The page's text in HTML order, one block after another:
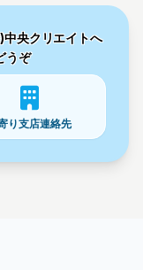
央クリエイトへ
うぞ
り支店連絡先